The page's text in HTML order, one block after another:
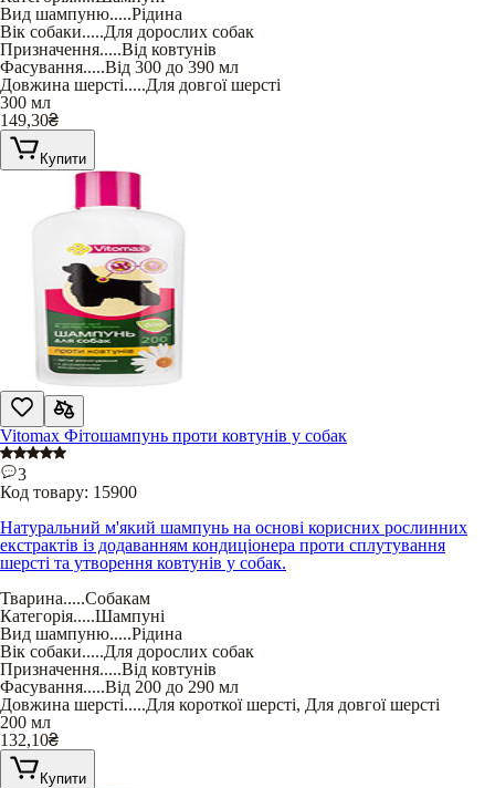
Вид шампуню.....Рідина
Вік собаки.....Для дорослих собак
Призначення.....Від ковтунів
Фасування.....Від 300 до 390 мл
Довжина шерсті.....Для довгої шерсті
300 мл
149,30₴
Купити
Vitomax Фітошампунь проти ковтунів у собак
3
Код товару: 15900
Натуральний м'який шампунь на основі корисних рослинних
екстрактів із додаванням кондиціонера проти сплутування
шерсті та утворення ковтунів у собак.
Тварина.....Собакам
Категорія.....Шампуні
Вид шампуню.....Рідина
Вік собаки.....Для дорослих собак
Призначення.....Від ковтунів
Фасування.....Від 200 до 290 мл
Довжина шерсті.....Для короткої шерсті, Для довгої шерсті
200 мл
132,10₴
Купити